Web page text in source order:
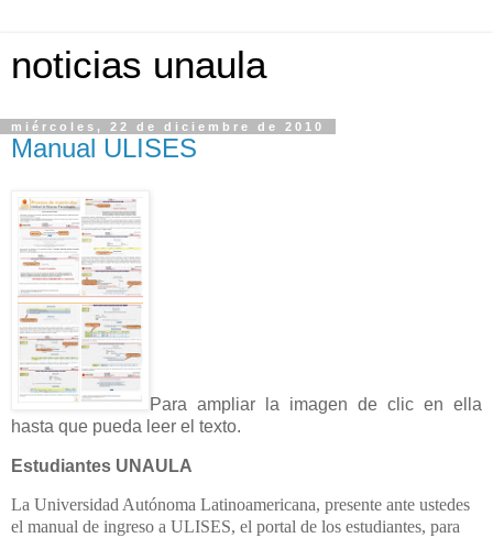
noticias unaula
miércoles, 22 de diciembre de 2010
Manual ULISES
Para ampliar la imagen de clic en ella
hasta que pueda leer el texto.
Estudiantes UNAULA
La Universidad Autónoma Latinoamericana, presente ante ustedes
el manual de ingreso a ULISES, el portal de los estudiantes, para